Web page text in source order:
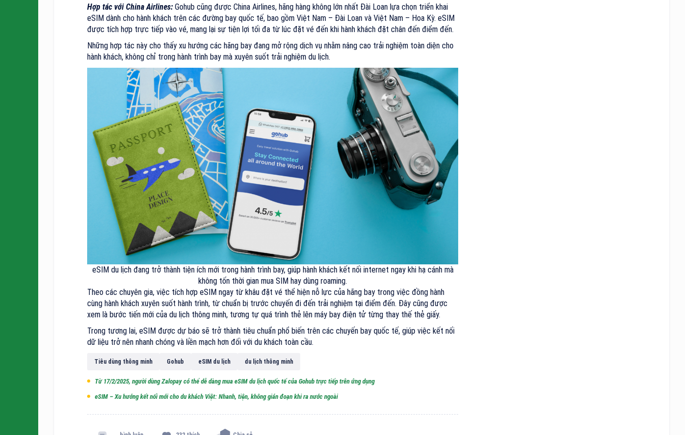
Hợp tác với China Airlines: Gohub cũng được China Airlines, hãng hàng không lớn nhất Đài Loan lựa chọn triển khai
eSIM dành cho hành khách trên các đường bay quốc tế, bao gồm Việt Nam – Đài Loan và Việt Nam – Hoa Kỳ. eSIM
được tích hợp trực tiếp vào vé, mang lại sự tiện lợi tối đa từ lúc đặt vé đến khi hành khách đặt chân đến điểm đến.
Những hợp tác này cho thấy xu hướng các hãng bay đang mở rộng dịch vụ nhằm nâng cao trải nghiệm toàn diện cho
hành khách, không chỉ trong hành trình bay mà xuyên suốt trải nghiệm du lịch.
eSIM du lịch đang trở thành tiện ích mới trong hành trình bay, giúp hành khách kết nối internet ngay khi hạ cánh mà
không tốn thời gian mua SIM hay dùng roaming.
Theo các chuyên gia, việc tích hợp eSIM ngay từ khâu đặt vé thể hiện nỗ lực của hãng bay trong việc đồng hành
cùng hành khách xuyên suốt hành trình, từ chuẩn bị trước chuyến đi đến trải nghiệm tại điểm đến. Đây cũng được
xem là bước tiến mới của du lịch thông minh, tương tự quá trình thẻ lên máy bay điện tử từng thay thế thẻ giấy.
Trong tương lai, eSIM được dự báo sẽ trở thành tiêu chuẩn phổ biến trên các chuyến bay quốc tế, giúp việc kết nối
dữ liệu trở nên nhanh chóng và liền mạch hơn đối với du khách toàn cầu.
Tiêu dùng thông minh Gohub eSIM du lịch du lịch thông minh
Từ 17/2/2025, người dùng Zalopay có thể dễ dàng mua eSIM du lịch quốc tế của Gohub trực tiếp trên ứng dụng
eSIM – Xu hướng kết nối mới cho du khách Việt: Nhanh, tiện, không gián đoạn khi ra nước ngoài